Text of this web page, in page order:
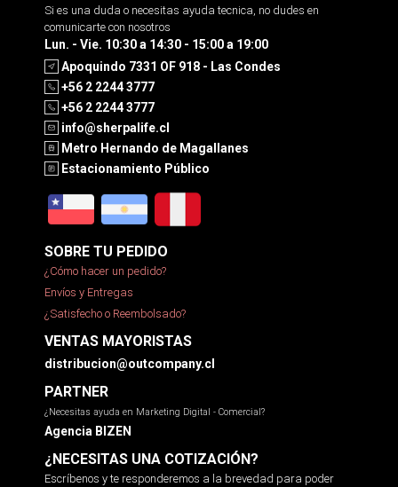
Si es una duda o necesitas ayuda tecnica, no dudes en
comunicarte con nosotros
Lun. - Vie. 10:30 a 14:30 - 15:00 a 19:00
Apoquindo 7331 OF 918 - Las Condes
+56 2 2244 3777
+56 2 2244 3777
info@sherpalife.cl
Metro Hernando de Magallanes
Estacionamiento Público
SOBRE TU PEDIDO
¿Cómo hacer un pedido?
Envíos y Entregas
¿Satisfecho o Reembolsado?
VENTAS MAYORISTAS
distribucion@outcompany.cl
PARTNER
¿Necesitas ayuda en Marketing Digital - Comercial?
Agencia BIZEN
¿NECESITAS UNA COTIZACIÓN?
Escríbenos y te responderemos a la brevedad para poder